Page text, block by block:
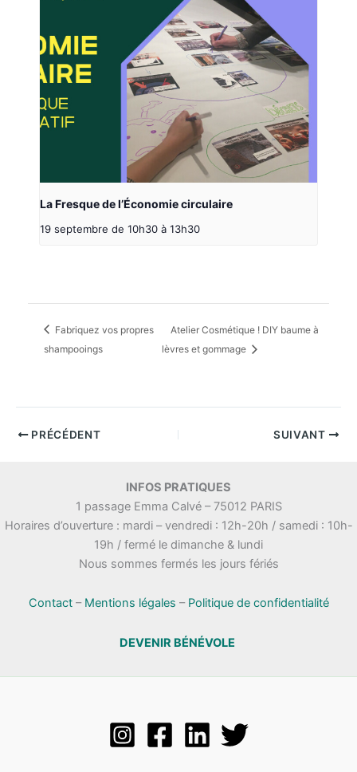
La Fresque de l’Économie circulaire
19 septembre de 10h30 à 13h30
Fabriquez vos propres
shampooings
Atelier Cosmétique ! DIY baume à
lèvres et gommage
PRÉCÉDENT SUIVANT
INFOS PRATIQUES
1 passage Emma Calvé – 75012 PARIS
Horaires d’ouverture : mardi – vendredi : 12h-20h / samedi : 10h-
19h / fermé le dimanche & lundi
Nous sommes fermés les jours fériés
Contact– Mentions légales – Politique de confidentialité
DEVENIR BÉNÉVOLE